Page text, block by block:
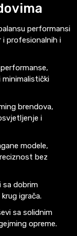
performansi
profesionalnih i
minimalistički
brendova,
i
modele,
bez
sa dobrim
igrača.
sa solidnim
opreme.